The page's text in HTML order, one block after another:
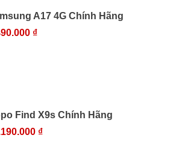
A17 4G Chính Hãng
₫
Find X9s Chính Hãng
₫